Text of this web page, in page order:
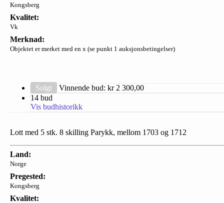
Kongsberg
Kvalitet:
Vk
Merknad:
Objektet er merket med en x (se punkt 1 auksjonsbetingelser)
Solgt Vinnende bud: kr 2 300,00
14 bud
Vis budhistorikk
Lott med 5 stk. 8 skilling Parykk, mellom 1703 og 1712
Land:
Norge
Pregested:
Kongsberg
Kvalitet: